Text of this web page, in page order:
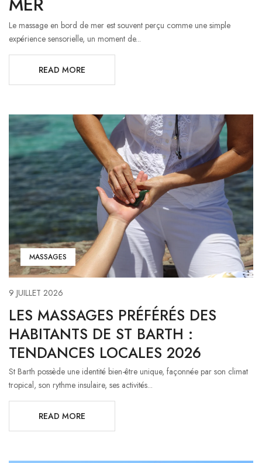
Le massage en bord de mer est souvent perçu comme une simple
expérience sensorielle, un moment de...
READ MORE
MASSAGES
9 JUILLET 2026
LES MASSAGES PRÉFÉRÉS DES
HABITANTS DE ST BARTH :
TENDANCES LOCALES 2026
St Barth possède une identité bien-être unique, façonnée par son climat
tropical, son rythme insulaire, ses activités...
READ MORE